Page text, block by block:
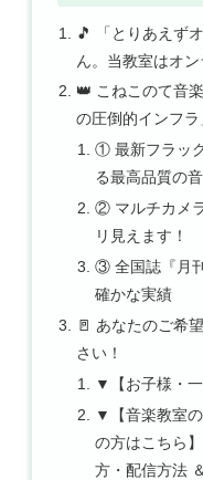
🎵 「とりあえず
ん。当教室はオ
👑 こねこのて音
の圧倒的インフラ
① 最新フラッ
る最高品質の
② マルチカメ
リ見えます！
③ 全国誌『月
確かな実績
🚪 あなたのご希
さい！
▼【お子様・一
▼【音楽教室
の方はこちら
方・配信方法